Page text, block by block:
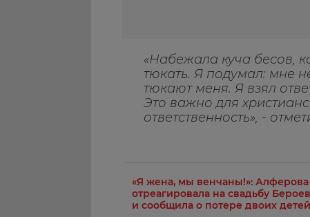
«Набежала куча бесов,
тюкать. Я подумал: мне
тюкают меня. Я взял
Это важно для
ответственность», -
«Я жена, мы венчаны!»: Алферова
отреагировала на свадьбу
и сообщила о потере двоих детей